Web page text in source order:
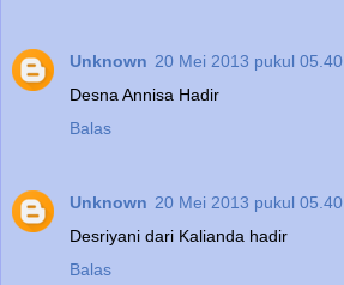
Unknown 20 Mei 2013 pukul 05.40
Desna Annisa Hadir
Balas
Unknown 20 Mei 2013 pukul 05.40
Desriyani dari Kalianda hadir
Balas